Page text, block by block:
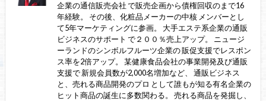
企業の通信販売会社 で販売企画から債権回収のまで16
年経験。 その後、化粧品メーカーの中核 メンバーとし
て5年マーケティングに参画。 大手エステ系企業の通販
ビジネスのサポート で２００％売上アップ。 ニュージ
ーランドのシンボルフルーツ企業の 販促支援でレスポン
ス率を2倍アップ。 某健康食品会社の事業開発及び通販
支援で 新規会員数が2,000名増加など、 通販ビジネス
と、売れる商品開発のプロ として誰もが知る有名企業の
ヒット商品の誕生に多数関わる。 売れる商品を発掘し、